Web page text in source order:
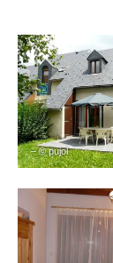
– © pujol